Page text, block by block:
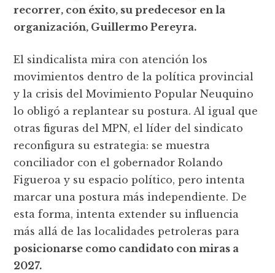
recorrer, con éxito, su predecesor en la
organización, Guillermo Pereyra.
El sindicalista mira con atención los
movimientos dentro de la política provincial
y la crisis del Movimiento Popular Neuquino
lo obligó a replantear su postura. Al igual que
otras figuras del MPN, el líder del sindicato
reconfigura su estrategia: se muestra
conciliador con el gobernador Rolando
Figueroa y su espacio político, pero intenta
marcar una postura más independiente. De
esta forma, intenta extender su influencia
más allá de las localidades petroleras para
posicionarse como candidato con miras a
2027.